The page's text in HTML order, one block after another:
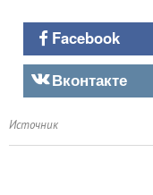
Facebook
Вконтакте
Источник